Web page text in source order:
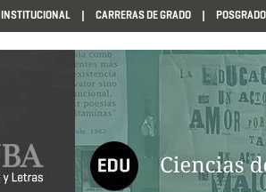
INSTITUCIONAL CARRERAS DE GRADO POSGRADO
PROGRAMACION1985